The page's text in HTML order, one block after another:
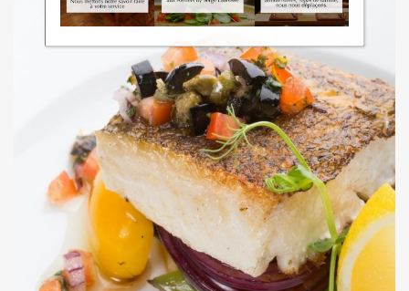
Menu 1 – Élégance expérimentale
Entrée : Sphère de betterave liquide, mousse chèvre
Plat : Volaille basse température, émulsion cèpes-thym
Dessert : Panacotta coco et cœur de mangue
Menu 2 – Illusions & textures
Entrée : Faux œuf à la courge, crumble salé
Plat : Lieu noir au charbon végétal, riz soufflé et espuma citron
Dessert : Fruits en gelée, sablée breton